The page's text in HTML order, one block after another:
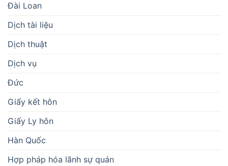
Đài Loan
Dịch tài liệu
Dịch thuật
Dịch vụ
Đức
Giấy kết hôn
Giấy Ly hôn
Hàn Quốc
Hợp pháp hóa lãnh sự quán